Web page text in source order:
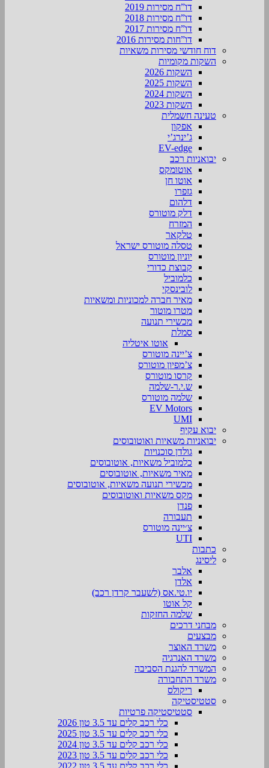
דו”ח מסירות 2019
דו”ח מסירות 2018
דו”ח מסירות 2017
דו”חות מסירות 2016
דוח חודשי מסירות משאיות
השקות מקומיות
השקות 2026
השקות 2025
השקות 2024
השקות 2023
טעינה חשמלית
אפקון
ג’ינרג’י
EV-edge
יבואניות רכב
אוטומקס
אוטו חן
גזפרו
דלהום
דלק מוטורס
המזרח
טלקאר
טסלה מוטורס ישראל
יוניון מוטורס
קבוצת כדורי
כלמוביל
לובינסקי
מאיר חברה למכוניות ומשאיות
מטרו מוטור
מכשירי תנועה
סמלת
אוטו איטליה
צ’יינה מוטורס
צ’מפיון מוטורס
קרסו מוטורס
ש.י.ר-שלמה
שלמה מוטורס
EV Motors
UMI
יבוא עקיף
יבואניות משאיות ואוטובוסים
גולדן סוכנויות
כלמוביל משאיות, אוטובוסים
מאיר משאיות, אוטובוסים
מכשירי תנועה משאיות, אוטובוסים
מקס משאיות ואוטובוסים
פנדן
תעבורה
צ׳יינה מוטורס
UTI
כתבות
ליסינג
אלבר
אלדן
יו.טי.אס (לשעבר קרדן רכב)
קל אוטו
שלמה החזקות
מבחני דרכים
מבצעים
משרד האוצר
משרד האנרגיה
המשרד להגנת הסביבה
משרד התחבורה
ריקולס
סטטיסטיקה
סטטיסטיקה פרטיות
כלי רכב קלים עד 3.5 טון 2026
כלי רכב קלים עד 3.5 טון 2025
כלי רכב קלים עד 3.5 טון 2024
כלי רכב קלים עד 3.5 טון 2023
כלי רכב קלים עד 3.5 טון 2022